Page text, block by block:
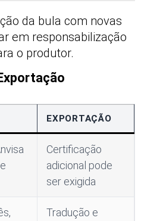
da bula com novas
em responsabilização
o produtor.
EXPORTAÇÃO
Certificação
adicional pode
ser exigida
Tradução e